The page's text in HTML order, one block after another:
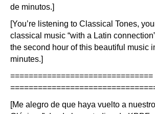
de minutos.]
[You’re listening to Classical Tones,
classical music “with a Latin
the second hour of this beautiful music
minutes.]
[Me alegro de que haya vuelto a